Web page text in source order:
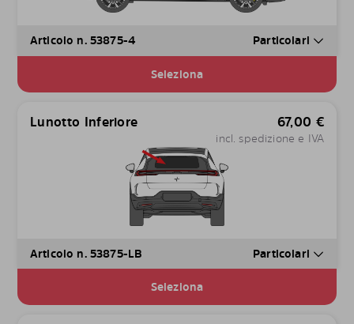
Articolo n. 53875-4 Particolari
Seleziona
Lunotto Inferiore 67,00 €
incl. spedizione e IVA
Articolo n. 53875-LB Particolari
Seleziona